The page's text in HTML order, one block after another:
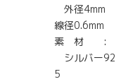
外径4mm
線径0.6mm
素 材 :
シルバー92
5